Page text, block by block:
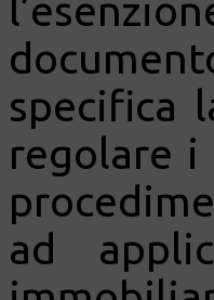
specifica
regolare i
ad